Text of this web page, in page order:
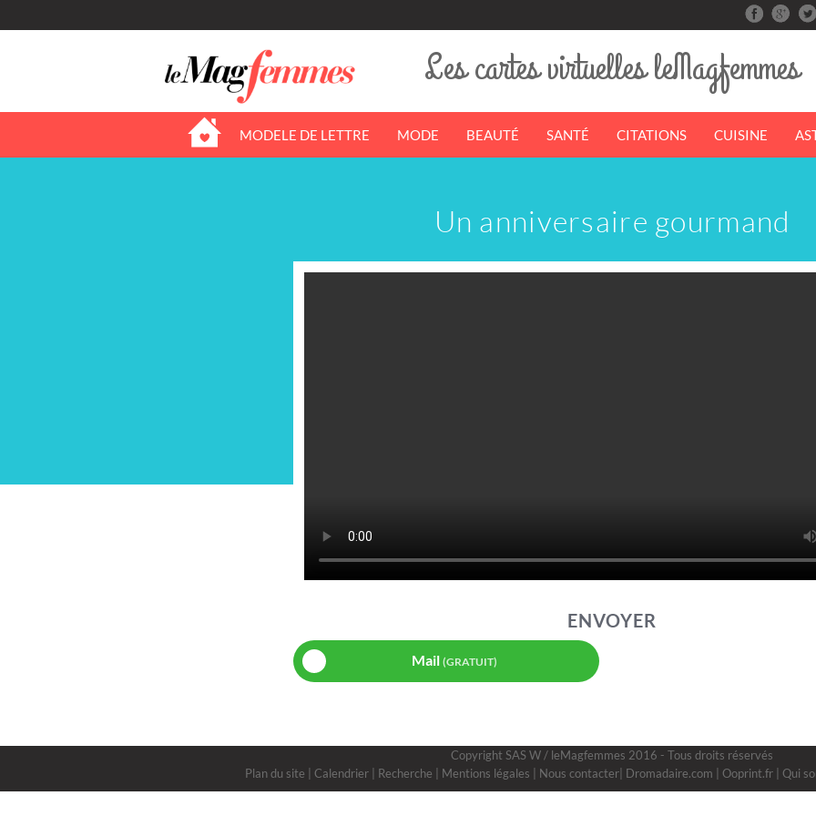
Les cartes virtuelles leMagfemmes
MODELE DE LETTRE MODE BEAUTÉ SANTÉ CITATIONS CUISINE
Un anniversaire gourmand
ENVOYER
Mail (GRATUIT)
Copyright SAS W / leMagfemmes 2016 - Tous droits réservés
Plan du site
Calendrier Recherche Mentions légales Nous contacter Dromadaire.com Ooprint.fr Qui